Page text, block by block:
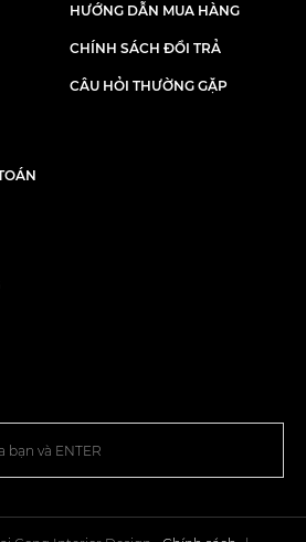
HƯỚNG DẪN MUA HÀNG
CHÍNH SÁCH ĐỔI TRẢ
CÂU HỎI THƯỜNG GẶP